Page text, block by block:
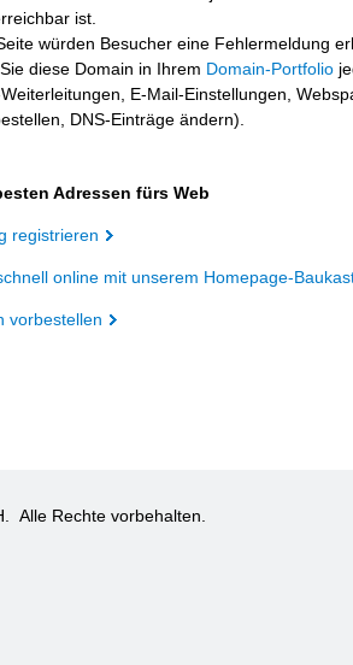
ist.
würden Besucher eine Fehlermeldung
diese Domain in Ihrem Domain-Portfolio
E-Mail-Einstellungen,
DNS-Einträge ändern).
Adressen fürs Web
registrieren
online mit unserem Homepage-
vorbestellen
Alle Rechte vorbehalten.